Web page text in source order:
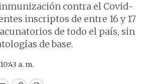
contra el Covid-
inscriptos de entre 16 y 17
de todo el país, sin
de base.
a. m.